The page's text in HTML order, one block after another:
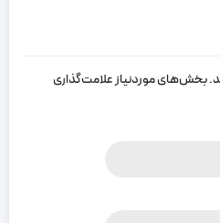
بخش‌های موردنیاز علامت‌گذاری